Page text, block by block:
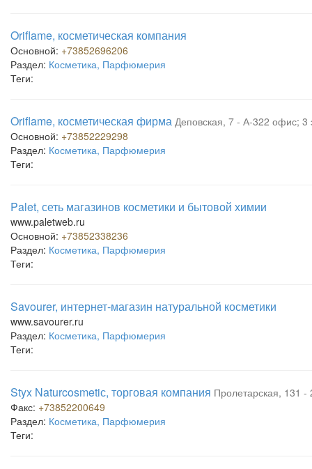
Oriflame, косметическая компания
Основной: +73852696206
Раздел: Косметика, Парфюмерия
Теги:
Oriflame, косметическая фирма Деповская, 7 - А-322 офис; 3
Основной: +73852229298
Раздел: Косметика, Парфюмерия
Теги:
Palet, сеть магазинов косметики и бытовой химии
www.paletweb.ru
Основной: +73852338236
Раздел: Косметика, Парфюмерия
Теги:
Savourer, интернет-магазин натуральной косметики
www.savourer.ru
Раздел: Косметика, Парфюмерия
Теги:
Styx Naturcosmetiс, торговая компания Пролетарская, 131
Факс: +73852200649
Раздел: Косметика, Парфюмерия
Теги: